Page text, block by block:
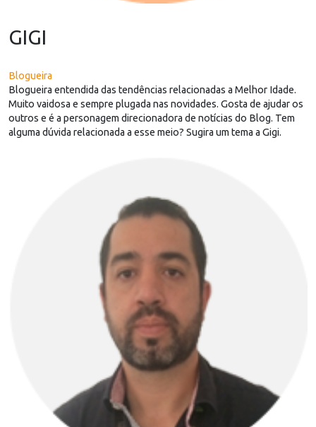
GIGI
Blogueira
Blogueira entendida das tendências relacionadas a Melhor Idade.
Muito vaidosa e sempre plugada nas novidades. Gosta de ajudar os
outros e é a personagem direcionadora de notícias do Blog. Tem
alguma dúvida relacionada a esse meio? Sugira um tema a Gigi.